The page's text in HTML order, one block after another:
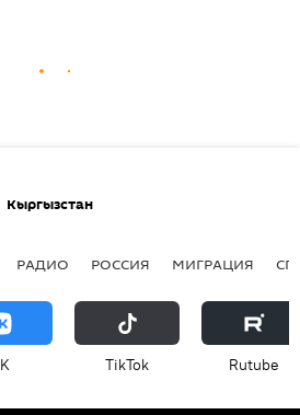
Кыргызстан
РАДИО РОССИЯ МИГРАЦИЯ
ТikТоk Rutube